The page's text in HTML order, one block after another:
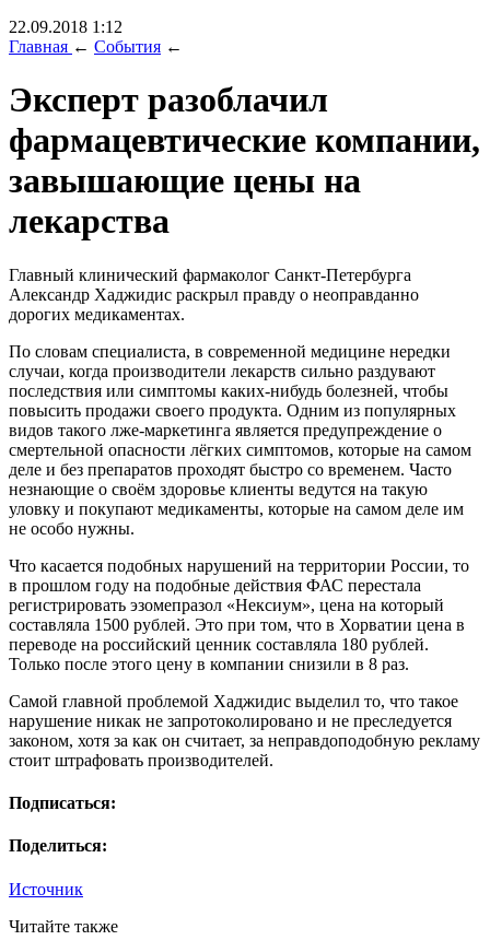
22.09.2018 1:12
Главная ← События ←
Эксперт разоблачил
фармацевтические компании,
завышающие цены на
лекарства
Главный клинический фармаколог Санкт-Петербурга
Александр Хаджидис раскрыл правду о неоправданно
дорогих медикаментах.
По словам специалиста, в современной медицине нередки
случаи, когда производители лекарств сильно раздувают
последствия или симптомы каких-нибудь болезней, чтобы
повысить продажи своего продукта. Одним из популярных
видов такого лже-маркетинга является предупреждение о
смертельной опасности лёгких симптомов, которые на самом
деле и без препаратов проходят быстро со временем. Часто
незнающие о своём здоровье клиенты ведутся на такую
уловку и покупают медикаменты, которые на самом деле им
не особо нужны.
Что касается подобных нарушений на территории России, то
в прошлом году на подобные действия ФАС перестала
регистрировать эзомепразол «Нексиум», цена на который
составляла 1500 рублей. Это при том, что в Хорватии цена в
переводе на российский ценник составляла 180 рублей.
Только после этого цену в компании снизили в 8 раз.
Самой главной проблемой Хаджидис выделил то, что такое
нарушение никак не запротоколировано и не преследуется
законом, хотя за как он считает, за неправдоподобную рекламу
стоит штрафовать производителей.
Подписаться:
Поделиться:
Источник
Читайте также